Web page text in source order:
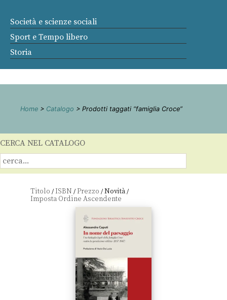
Società e scienze sociali
Sport e Tempo libero
Storia
Home > Catalogo > Prodotti taggati “famiglia Croce”
CERCA NEL CATALOGO
Titolo /ISBN /Prezzo /Novità/